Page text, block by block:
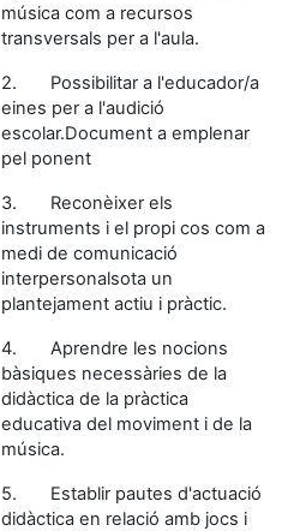
música com a recursos
transversals per a l'aula.
2. Possibilitar a l'educador/a
eines per a l'audició
escolar.Document a emplenar
pel ponent
3. Reconèixer els
instruments i el propi cos com a
medi de comunicació
interpersonalsota un
plantejament actiu i pràctic.
4. Aprendre les nocions
bàsiques necessàries de la
didàctica de la pràctica
educativa del moviment i de la
música.
5. Establir pautes d'actuació
didàctica en relació amb jocs i